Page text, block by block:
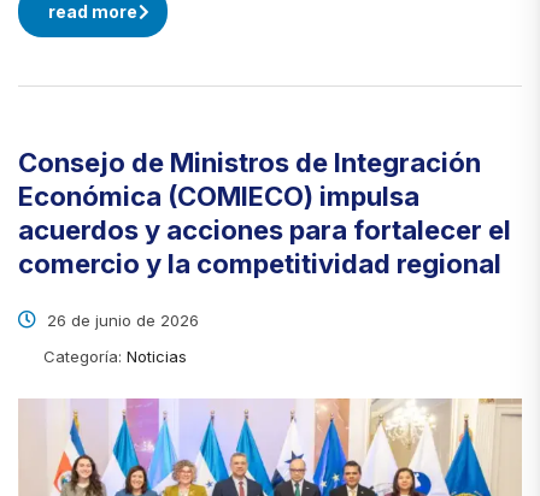
read more
Consejo de Ministros de Integración
Económica (COMIECO) impulsa
acuerdos y acciones para fortalecer el
comercio y la competitividad regional
26 de junio de 2026
Categoría: Noticias